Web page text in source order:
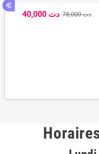
40,000 دت 78,000 دت